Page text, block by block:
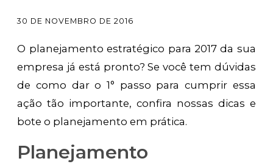
30 DE NOVEMBRO DE 2016
O planejamento estratégico para 2017 da sua
empresa já está pronto? Se você tem dúvidas
de como dar o 1° passo para cumprir essa
ação tão importante, confira nossas dicas e
bote o planejamento em prática.
Planejamento